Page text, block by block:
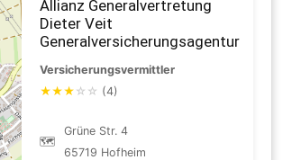
Allianz Generalvertretung
Dieter Veit
Generalversicherungsagentur
Versicherungsvermittler
★★★ ☆ ☆ (4)
🗺
Grüne Str. 4
65719 Hofheim